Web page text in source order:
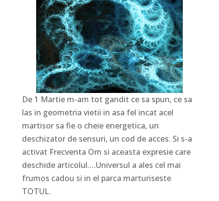
De 1 Martie m-am tot gandit ce sa spun, ce sa
las in geometria vietii in asa fel incat acel
martisor sa fie o cheie energetica, un
deschizator de sensuri, un cod de acces. Si s-a
activat Frecventa Om si aceasta expresie care
deschide articolul….Universul a ales cel mai
frumos cadou si in el parca marturiseste
TOTUL.